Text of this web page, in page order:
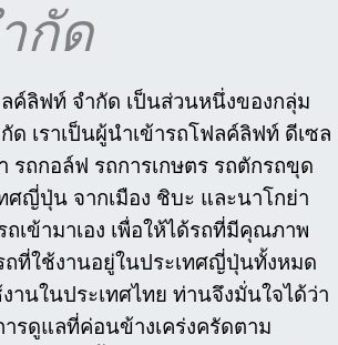
กัด
ลิฟท์ จำกัด เป็นส่วนหนึ่งของกลุ่ม
ด เราเป็นผู้นำเข้ารถโฟลค์ลิฟท์ ดีเซล
รถกอล์ฟ รถการเกษตร รถตักรถขุด
ศญี่ปุ่น จากเมือง ชิบะ และนาโกย่า
ถเข้ามาเอง เพื่อให้ได้รถที่มีคุณภาพ
ถที่ใช้งานอยู่ในประเทศญี่ปุ่นทั้งหมด
านในประเทศไทย ท่านจึงมั่นใจได้ว่า
รดูแลที่ค่อนข้างเคร่งครัดตาม